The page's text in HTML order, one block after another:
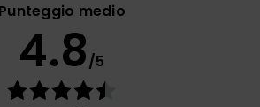
Punteggio medio
4.8/5